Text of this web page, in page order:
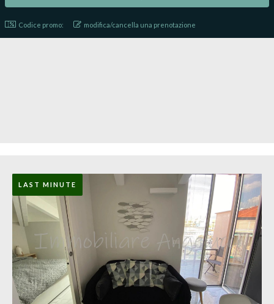
Codice promo: modifica/cancella una prenotazione
LAST MINUTE